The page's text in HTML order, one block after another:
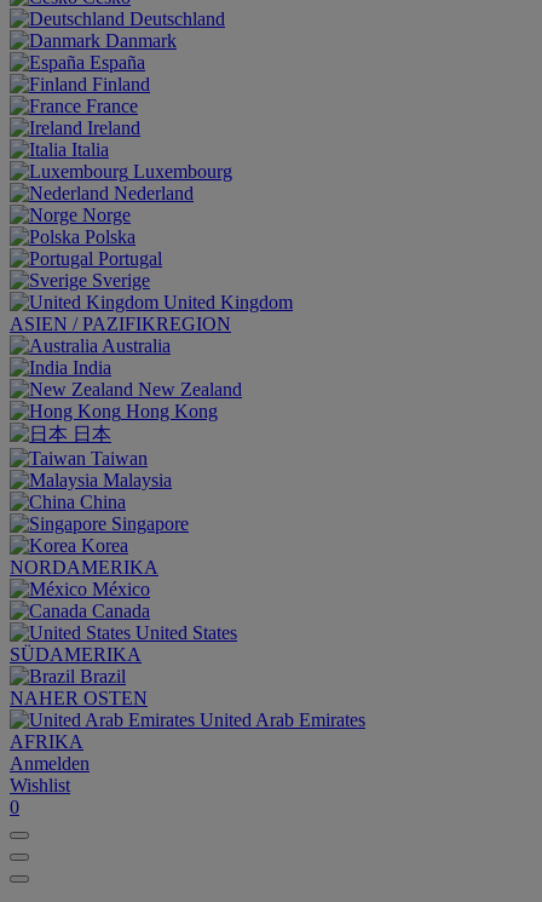
Deutschland
Danmark
España
Finland
France
Ireland
Italia
Luxembourg
Nederland
Norge
Polska
Portugal
Sverige
United Kingdom
ASIEN / PAZIFIKREGION
Australia
India
New Zealand
Hong Kong
日本
Taiwan
Malaysia
China
Singapore
Korea
NORDAMERIKA
México
Canada
United States
SÜDAMERIKA
Brazil
NAHER OSTEN
United Arab Emirates
AFRIKA
Anmelden
Wishlist
0